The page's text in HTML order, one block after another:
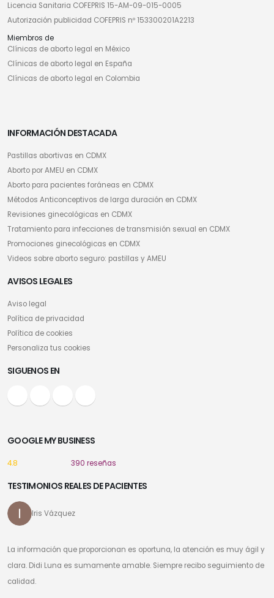
Licencia Sanitaria COFEPRIS 15-AM-09-015-0005
Autorización publicidad COFEPRIS nº 153300201A2213
Miembros de
Clínicas de aborto legal en México
Clínicas de aborto legal en España
Clínicas de aborto legal en Colombia
INFORMACIÓN DESTACADA
Pastillas abortivas en CDMX
Aborto por AMEU en CDMX
Aborto para pacientes foráneas en CDMX
Métodos Anticonceptivos de larga duración en CDMX
Revisiones ginecológicas en CDMX
Tratamiento para infecciones de transmisión sexual en CDMX
Promociones ginecológicas en CDMX
Videos sobre aborto seguro: pastillas y AMEU
AVISOS LEGALES
Aviso legal
Política de privacidad
Política de cookies
Personaliza tus cookies
SIGUENOS EN
GOOGLE MY BUSINESS
4.8 390 reseñas
TESTIMONIOS REALES DE PACIENTES
Iris Vázquez
La información que proporcionan es oportuna, la atención es muy ágil y
clara. Didi Luna es sumamente amable. Siempre recibo seguimiento de
calidad.